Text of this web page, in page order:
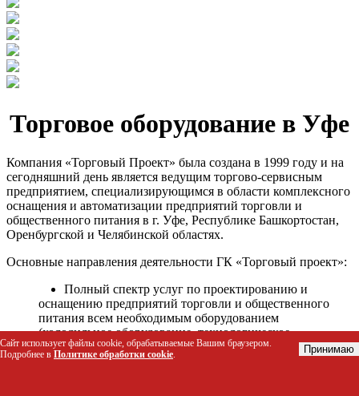
Торговое оборудование в Уфе
Компания «Торговый Проект» была создана в 1999 году и на
сегодняшний день является ведущим торгово-сервисным
предприятием, специализирующимся в области комплексного
оснащения и автоматизации предприятий торговли и
общественного питания в г. Уфе, Республике Башкортостан,
Оренбургской и Челябинской областях.
Основные направления деятельности ГК «Торговый проект»:
Полный спектр услуг по проектированию и
оснащению предприятий торговли и общественного
питания всем необходимым оборудованием
(холодильное оборудование, технологическое
оборудование, стеллажное оборудование и т.д.);
Автоматизация торговых процессов и внедрения
Сайт использует файлы cookie, обрабатываемые Вашим браузером.
Подробнее в Политике обработки cookie. Принимаю